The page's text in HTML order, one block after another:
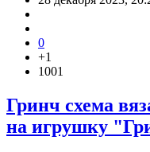
0
+1
1001
Гринч схема
на игрушку